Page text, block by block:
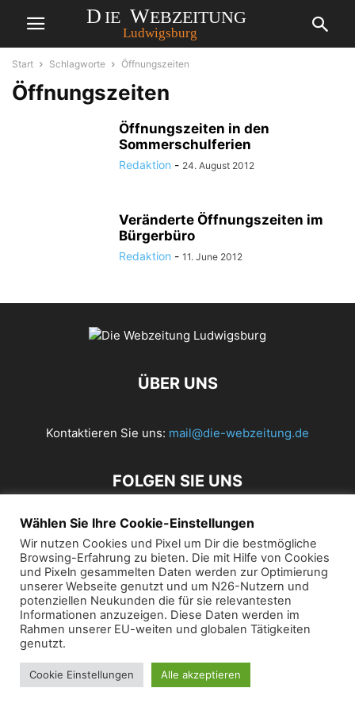
Start Schlagworte Öffnungszeiten
Öffnungszeiten
Öffnungszeiten in den
Sommerschulferien
Redaktion - 24. August 2012
Veränderte Öffnungszeiten im
Bürgerbüro
Redaktion - 11. June 2012
ÜBER UNS
Kontaktieren Sie uns: mail@die-webzeitung.de
FOLGEN SIE UNS
© 2019 Die Webzeitung
Wählen Sie Ihre Cookie-Einstellungen
Wir nutzen Cookies und Pixel um Dir die bestmögliche
Browsing-Erfahrung zu bieten. Die mit Hilfe von Cookies
und Pixeln gesammelten Daten werden zur Optimierung
unserer Webseite genutzt und um N26-Nutzern und
potenziellen Neukunden die für sie relevantesten
Informationen anzuzeigen. Diese Daten werden im
Rahmen unserer EU-weiten und globalen Tätigkeiten
genutzt.
Cookie Einstellungen Alle akzeptieren